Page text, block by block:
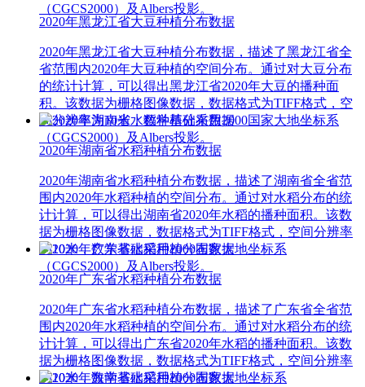
（CGCS2000）及Albers投影。
2020年黑龙江省大豆种植分布数据
2020年黑龙江省大豆种植分布数据，描述了黑龙江省全
省范围内2020年大豆种植的空间分布。通过对大豆分布
的统计计算，可以得出黑龙江省2020年大豆的播种面
积。该数据为栅格图像数据，数据格式为TIFF格式，空
间分辨率为10米，数学基础采用2000国家大地坐标系
（CGCS2000）及Albers投影。
2020年湖南省水稻种植分布数据
2020年湖南省水稻种植分布数据，描述了湖南省全省范
围内2020年水稻种植的空间分布。通过对水稻分布的统
计计算，可以得出湖南省2020年水稻的播种面积。该数
据为栅格图像数据，数据格式为TIFF格式，空间分辨率
为10米，数学基础采用2000国家大地坐标系
（CGCS2000）及Albers投影。
2020年广东省水稻种植分布数据
2020年广东省水稻种植分布数据，描述了广东省全省范
围内2020年水稻种植的空间分布。通过对水稻分布的统
计计算，可以得出广东省2020年水稻的播种面积。该数
据为栅格图像数据，数据格式为TIFF格式，空间分辨率
为10米，数学基础采用2000国家大地坐标系